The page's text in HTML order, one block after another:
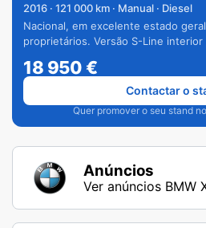
2016 · 121 000 km · Manual · Diesel
Nacional, em excelente estado
proprietários. Versão S-Line interior
18 950€
Quer promover o seu stand
Contactar o
Anúncios
Ver anúncios BMW